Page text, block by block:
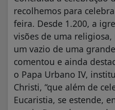
recolhemos para
feira. Desde 1.200, a
visões de uma
um vazio de uma
comentou e ainda
o Papa Urbano IV,
Christi, “que além de
Eucaristia, se estende,